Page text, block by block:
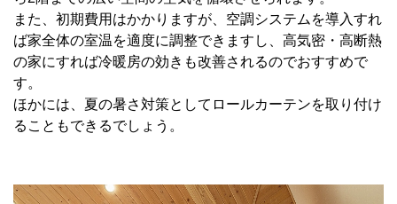
また、初期費用はかかりますが、空調システムを導入すれ
ば家全体の室温を適度に調整できますし、高気密・高断熱
の家にすれば冷暖房の効きも改善されるのでおすすめで
す。
ほかには、夏の暑さ対策としてロールカーテンを取り付け
ることもできるでしょう。